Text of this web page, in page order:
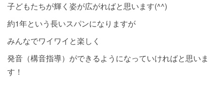
子どもたちが輝く姿が広がればと思います(^^)
約1年という長いスパンになりますが
みんなでワイワイと楽しく
発音（構音指導）ができるようになっていければと思いま
す！